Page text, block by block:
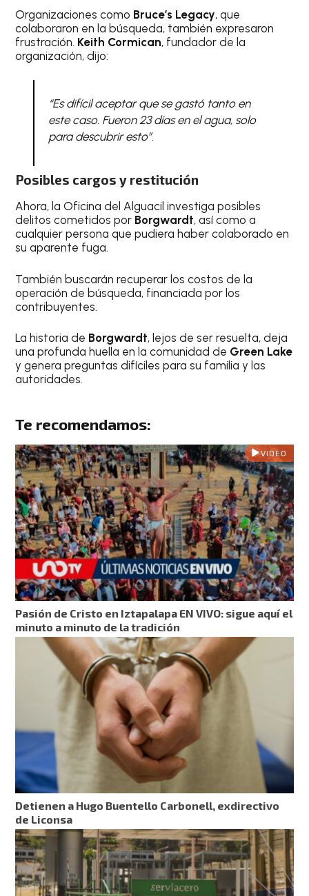
Organizaciones como Bruce’s Legacy, que
colaboraron en la búsqueda, también expresaron
frustración. Keith Cormican, fundador de la
organización, dijo:
“Es difícil aceptar que se gastó tanto en
este caso. Fueron 23 días en el agua, solo
para descubrir esto”.
Posibles cargos y restitución
Ahora, la Oficina del Alguacil investiga posibles
delitos cometidos por Borgwardt, así como a
cualquier persona que pudiera haber colaborado en
su aparente fuga.
También buscarán recuperar los costos de la
operación de búsqueda, financiada por los
contribuyentes.
La historia de Borgwardt, lejos de ser resuelta, deja
una profunda huella en la comunidad de Green Lake
y genera preguntas difíciles para su familia y las
autoridades.
Te recomendamos:
VIDEO
Pasión de Cristo en Iztapalapa EN VIVO: sigue aquí el
minuto a minuto de la tradición
Detienen a Hugo Buentello Carbonell, exdirectivo
de Liconsa